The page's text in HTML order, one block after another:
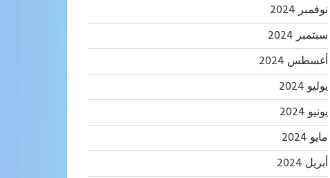
نوفمبر 2024
سبتمبر 2024
أغسطس 2024
يوليو 2024
يونيو 2024
مايو 2024
أبريل 2024